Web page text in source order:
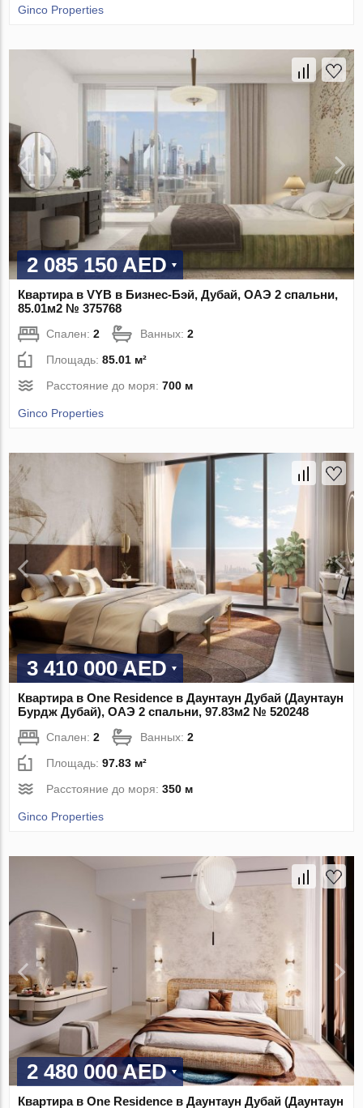
Ginco Properties
2 085 150 AED
Квартира в VYB в Бизнес-Бэй, Дубай, ОАЭ 2 спальни,
85.01м2 № 375768
Спален:2 Ванных:2
Площадь:85.01 м²
Расстояние до моря:700 м
Ginco Properties
3 410 000 AED
Квартира в One Residence в Даунтаун Дубай (Даунтаун
Бурдж Дубай), ОАЭ 2 спальни, 97.83м2 № 520248
Спален:2 Ванных:2
Площадь:97.83 м²
Расстояние до моря:350 м
Ginco Properties
2 480 000 AED
Квартира в One Residence в Даунтаун Дубай (Даунтаун